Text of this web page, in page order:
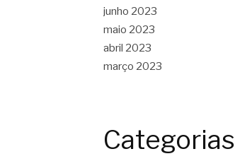
junho 2023
maio 2023
abril 2023
março 2023
Categorias